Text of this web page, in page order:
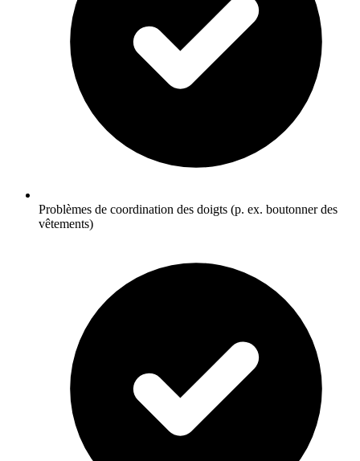
Problèmes de coordination des doigts (p. ex. boutonner des
vêtements)